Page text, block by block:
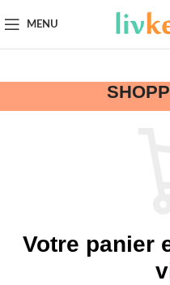
MENU
Votre panier